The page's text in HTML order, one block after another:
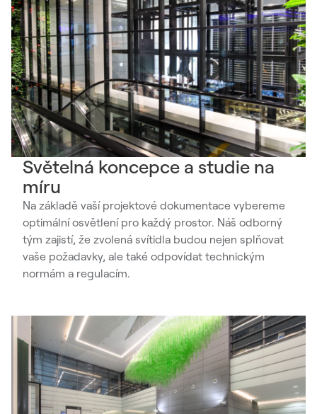
Světelná koncepce a studie na
míru
Na základě vaší projektové dokumentace vybereme
optimální osvětlení pro každý prostor. Náš odborný
tým zajistí, že zvolená svítidla budou nejen splňovat
vaše požadavky, ale také odpovídat technickým
normám a regulacím.